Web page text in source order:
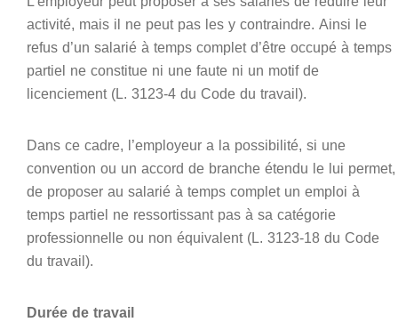
activité, mais il ne peut pas les y contraindre. Ainsi le
refus d’un salarié à temps complet d’être occupé à temps
partiel ne constitue ni une faute ni un motif de
licenciement (L. 3123-4 du Code du travail).
Dans ce cadre, l’employeur a la possibilité, si une
convention ou un accord de branche étendu le lui permet,
de proposer au salarié à temps complet un emploi à
temps partiel ne ressortissant pas à sa catégorie
professionnelle ou non équivalent (L. 3123-18 du Code
du travail).
Durée de travail